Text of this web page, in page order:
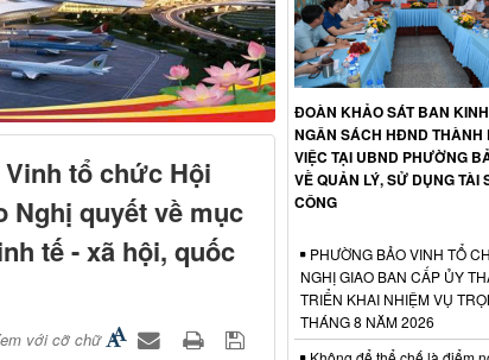
tổ chức Hội
Nghị quyết về mục
tế - xã hội, quốc
với cỡ chữ
ĐOÀN KHẢO SÁT BAN
NGÂN SÁCH HĐND THÀNH
VIỆC TẠI UBND PHƯỜNG
VỀ QUẢN LÝ, SỬ DỤNG TÀI
CÔNG
PHƯỜNG BẢO VINH TỔ
NGHỊ GIAO BAN CẤP ỦY
TRIỂN KHAI NHIỆM VỤ
THÁNG 8 NĂM 2026